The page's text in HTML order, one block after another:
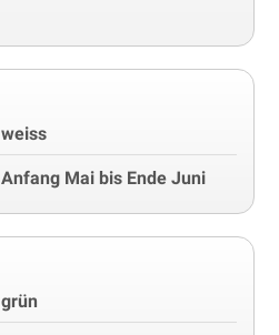
weiss
Anfang Mai bis Ende Juni
grün